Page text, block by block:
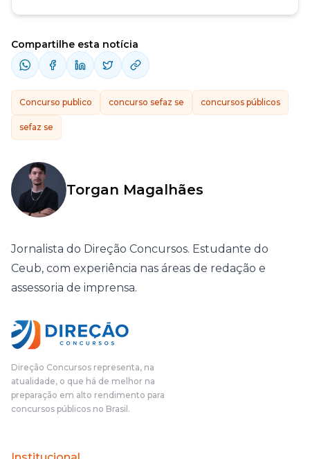
Compartilhe esta notícia
Concurso publico concurso sefaz se concursos públicos
sefaz se
Torgan Magalhães
Jornalista do Direção Concursos. Estudante do
Ceub, com experiência nas áreas de redação e
assessoria de imprensa.
Direção Concursos representa, na
atualidade, o que há de melhor na
preparação em alto rendimento para
concursos públicos no Brasil.